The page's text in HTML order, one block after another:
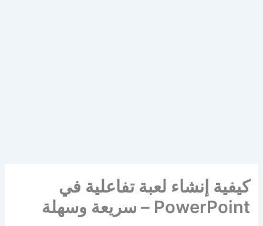
كيفية إنشاء لعبة تفاعلية في
PowerPoint – سريعة وسهلة